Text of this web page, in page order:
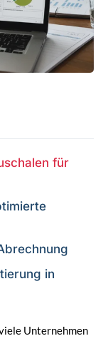
für
in
Unternehmen